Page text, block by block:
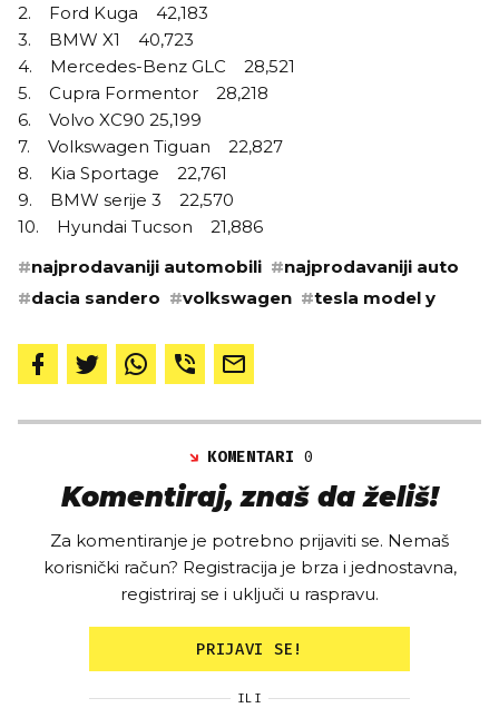
2. Ford Kuga 42,183
3. BMW X1 40,723
4. Mercedes-Benz GLC 28,521
5. Cupra Formentor 28,218
6. Volvo XC90 25,199
7. Volkswagen Tiguan 22,827
8. Kia Sportage 22,761
9. BMW serije 3 22,570
10. Hyundai Tucson 21,886
#najprodavaniji automobili #najprodavaniji auto
#dacia sandero #volkswagen #tesla model y
KOMENTARI0
Komentiraj, znaš da želiš!
Za komentiranje je potrebno prijaviti se. Nemaš
korisnički račun? Registracija je brza i jednostavna,
registriraj se i uključi u raspravu.
PRIJAVI SE!
ILI